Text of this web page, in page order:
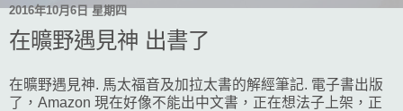
2016年10月6日 星期四
在曠野遇見神 出書了
在曠野遇見神. 馬太福音及加拉太書的解經筆記. 電子書出版
了，Amazon 現在好像不能出中文書，正在想法子上架，正